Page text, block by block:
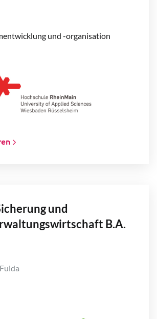
und -organisation
und
B.A.